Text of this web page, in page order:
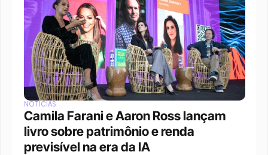
NOTÍCIAS
Camila Farani e Aaron Ross lançam
livro sobre patrimônio e renda
previsível na era da IA